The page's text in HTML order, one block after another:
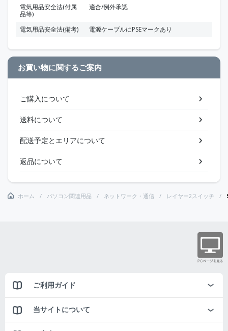
電気用品安全法(付属
品等)
適合/例外承認
電気用品安全法(備考) 電源ケーブルにPSEマークあり
お買い物に関するご案内
ご購入について
送料について
配送予定とエリアについて
返品について
ホーム パソコン関連用品 ネットワーク・通信 レイヤー2スイッチ
ご利用ガイド
当サイトについて